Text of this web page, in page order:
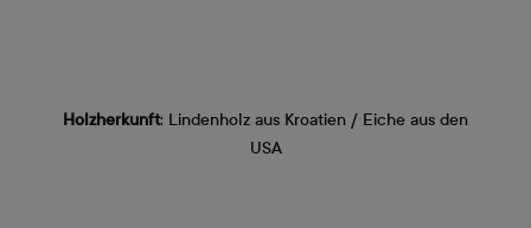
Holzherkunft: Lindenholz aus Kroatien / Eiche aus den
USA